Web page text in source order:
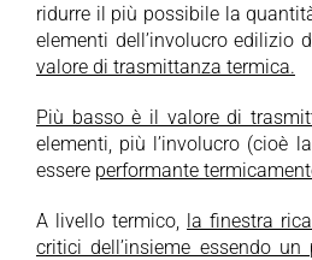
ridurre il più possibile la
elementi dell’involucro edilizio
valore di trasmittanza termica.
Più basso è il valore di
elementi, più l’involucro (cioè
essere performante
A livello termico, la finestra
critici dell’insieme essendo